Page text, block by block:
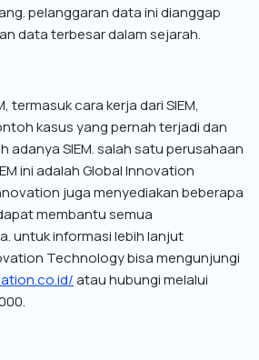
pelanggaran data ini dianggap
data terbesar dalam sejarah.
termasuk cara kerja dari SIEM,
kasus yang pernah terjadi dan
adanya SIEM. salah satu perusahaan
ini adalah Global Innovation
juga menyediakan beberapa
membantu semua
untuk informasi lebih lanjut
Technology bisa mengunjungi
atau hubungi melalui